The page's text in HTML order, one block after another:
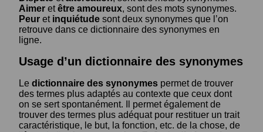
Aimer etêtre amoureux, sont des mots synonymes.
Peur et inquiétude sont deux synonymes que l’on
retrouve dans ce dictionnaire des synonymes en
ligne.
Usage d’un dictionnaire des synonymes
Le dictionnaire des synonymes permet de trouver
des termes plus adaptés au contexte que ceux dont
on se sert spontanément. Il permet également de
trouver des termes plus adéquat pour restituer un trait
caractéristique, le but, la fonction, etc. de la chose, de